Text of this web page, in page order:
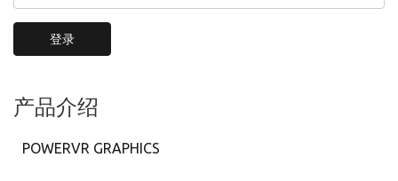
登录
产品介绍
POWERVR GRAPHICS